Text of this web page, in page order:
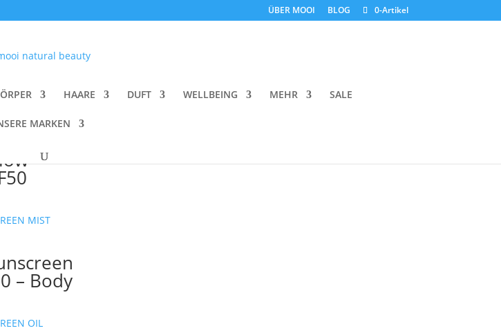
ÜBER MOOI BLOG 0-Artikel
HAARE DUFT WELLBEING MEHR SALE
MARKEN
angezeigtNach
sortiert
– Body